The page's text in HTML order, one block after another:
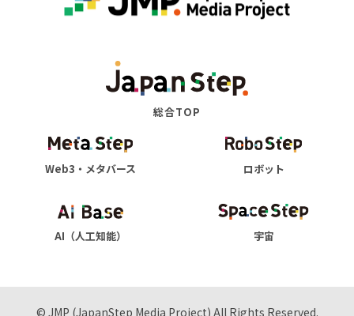
総合TOP
Web3・メタバース ロボット
AI（人工知能） 宇宙
© JMP (JapanStep Media Project) All Rights Reserved.